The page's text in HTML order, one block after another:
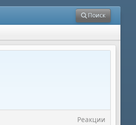
Поиск
Реакции